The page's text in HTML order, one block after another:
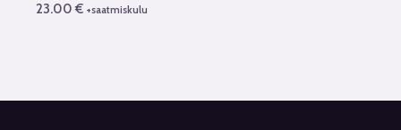
23.00€ +saatmiskulu